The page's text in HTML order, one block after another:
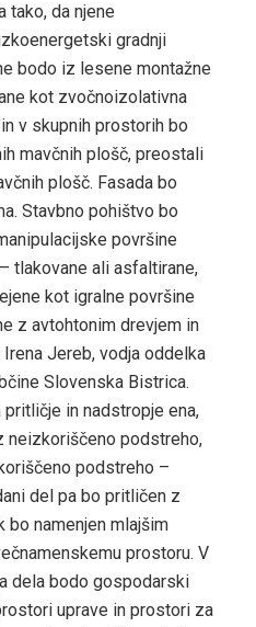
tako, da njene
gradnji
bodo iz lesene montažne
kot zvočnoizolativna
v skupnih prostorih bo
mavčnih plošč, preostali
plošč. Fasada bo
Stavbno pohištvo bo
površine
tlakovane ali asfaltirane,
kot igralne površine
z avtohtonim drevjem in
Jereb, vodja oddelka
Slovenska Bistrica.
in nadstropje ena,
neizkoriščeno podstreho,
podstreho –
del pa bo pritličen z
bo namenjen mlajšim
prostoru. V
dela bodo gospodarski
uprave in prostori za